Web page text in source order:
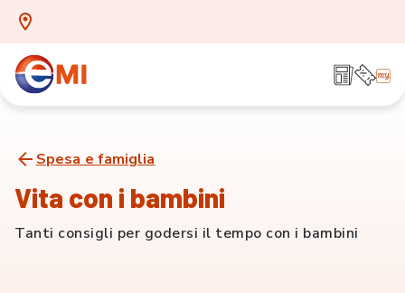
Spesa e famiglia
Vita con i bambini
Tanti consigli per godersi il tempo con i bambini